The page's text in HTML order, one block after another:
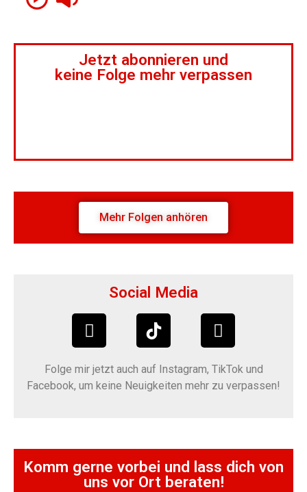
Jetzt abonnieren und
keine Folge mehr verpassen
Mehr Folgen anhören
Social Media
Folge mir jetzt auch auf Instagram, TikTok und
Facebook, um keine Neuigkeiten mehr zu verpassen!
Komm gerne vorbei und lass dich von
uns vor Ort beraten!